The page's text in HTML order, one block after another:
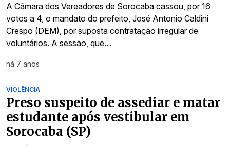
A Câmara dos Vereadores de Sorocaba cassou, por 16
votos a 4, o mandato do prefeito, José Antonio Caldini
Crespo (DEM), por suposta contratação irregular de
voluntários. A sessão, que…
há 7 anos
VIOLÊNCIA
Preso suspeito de assediar e matar
estudante após vestibular em
Sorocaba (SP)